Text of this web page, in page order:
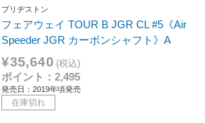
ブリヂストン
フェアウェイ TOUR B JGR CL #5《Air
Speeder JGR カーボンシャフト》A
¥35,640 (税込)
ポイント：2,495
発売日：2019年頃発売
在庫切れ